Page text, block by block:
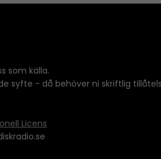
som källa.
syfte - då behöver ni skriftlig
Licens